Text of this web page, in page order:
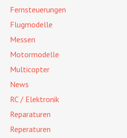
Fernsteuerungen
Flugmodelle
Messen
Motormodelle
Multicopter
News
RC / Elektronik
Reparaturen
Reperaturen